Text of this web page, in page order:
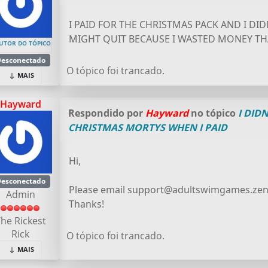
DO TÓPICO
MAIS
I PAID FOR THE CHRISTMAS PACK AND I
MIGHT QUIT BECAUSE I WASTED MONEY
O tópico foi trancado.
Hayward
Admin
Rickest
Rick
MAIS
Respondido por Haywardno tópico I
CHRISTMAS MORTYS WHEN I PAID
Hi,
Please email
Thanks!
O tópico foi trancado.